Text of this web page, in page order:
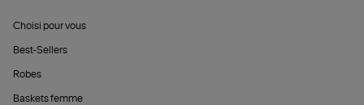
Choisi pour vous
Best-Sellers
Robes
Baskets femme